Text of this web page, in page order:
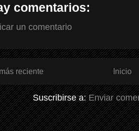
comentarios:
un comentario
reciente Inicio
Suscribirse a:Enviar